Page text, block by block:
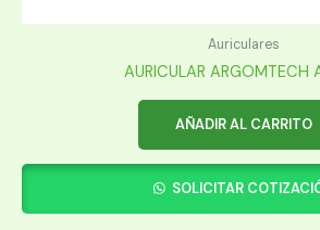
Auriculares
AURICULAR ARGOMTECH
AÑADIR AL CARRITO
SOLICITAR